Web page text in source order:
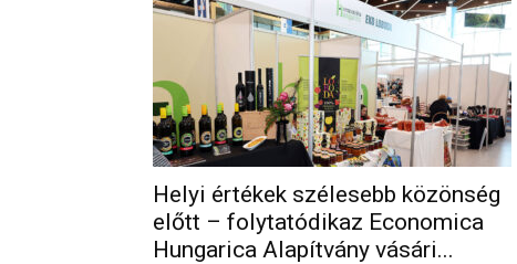
Helyi értékek szélesebb közönség
előtt – folytatódikaz Economica
Hungarica Alapítvány vásári...